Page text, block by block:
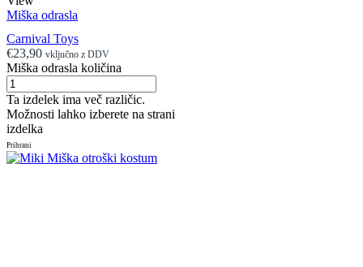
Miška odrasla
Carnival Toys
€23,90 vključno z DDV
Miška odrasla količina
Ta izdelek ima več različic.
Možnosti lahko izberete na strani
izdelka
Prihrani